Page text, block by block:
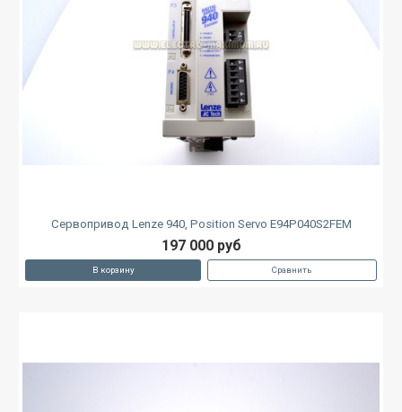
Сервопривод Lenze 940, Position Servo E94P040S2FEM
197 000 руб
В корзину Сравнить